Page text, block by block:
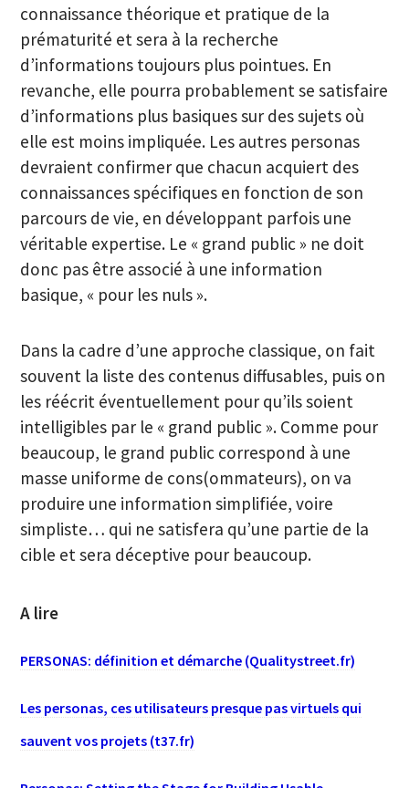
connaissance théorique et pratique de la
prématurité et sera à la recherche
d’informations toujours plus pointues. En
revanche, elle pourra probablement se satisfaire
d’informations plus basiques sur des sujets où
elle est moins impliquée. Les autres personas
devraient confirmer que chacun acquiert des
connaissances spécifiques en fonction de son
parcours de vie, en développant parfois une
véritable expertise. Le « grand public » ne doit
donc pas être associé à une information
basique, « pour les nuls ».
Dans la cadre d’une approche classique, on fait
souvent la liste des contenus diffusables, puis on
les réécrit éventuellement pour qu’ils soient
intelligibles par le « grand public ». Comme pour
beaucoup, le grand public correspond à une
masse uniforme de cons(ommateurs), on va
produire une information simplifiée, voire
simpliste… qui ne satisfera qu’une partie de la
cible et sera déceptive pour beaucoup.
A lire
PERSONAS: définition et démarche (Qualitystreet.fr)
Les personas, ces utilisateurs presque pas virtuels qui
sauvent vos projets (t37.fr)